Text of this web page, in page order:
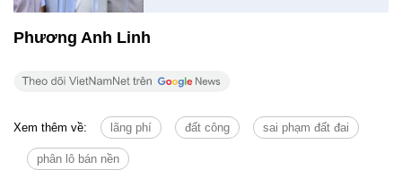
Phương Anh Linh
Xem thêm về: lãng phí đất công sai phạm đất đai
phân lô bán nền